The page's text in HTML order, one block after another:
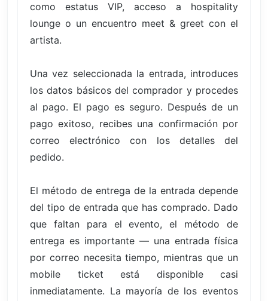
como estatus VIP, acceso a hospitality
lounge o un encuentro meet & greet con el
artista.
Una vez seleccionada la entrada, introduces
los datos básicos del comprador y procedes
al pago. El pago es seguro. Después de un
pago exitoso, recibes una confirmación por
correo electrónico con los detalles del
pedido.
El método de entrega de la entrada depende
del tipo de entrada que has comprado. Dado
que faltan para el evento, el método de
entrega es importante — una entrada física
por correo necesita tiempo, mientras que un
mobile ticket está disponible casi
inmediatamente. La mayoría de los eventos